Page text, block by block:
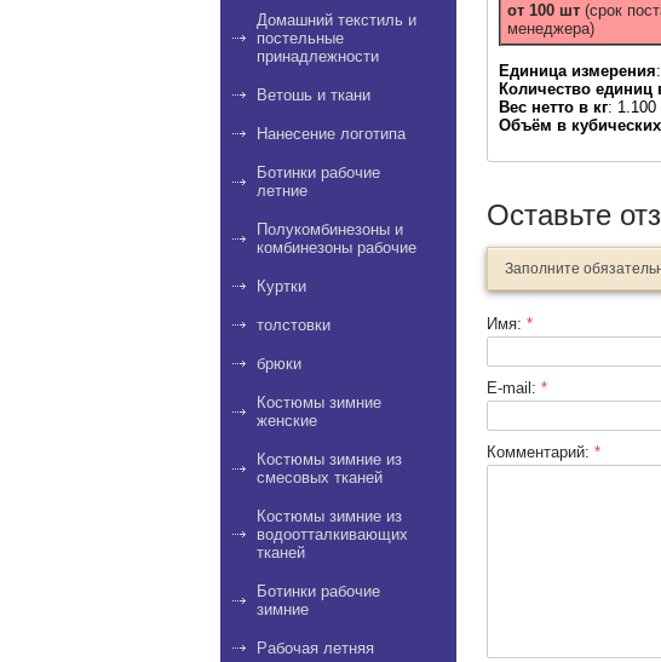
Домашний текстиль и
постельные
принадлежности
Ветошь и ткани
Нанесение логотипа
Ботинки рабочие
летние
Полукомбинезоны и
комбинезоны рабочие
Куртки
толстовки
брюки
Костюмы зимние
женские
Костюмы зимние из
смесовых тканей
Костюмы зимние из
водоотталкивающих
тканей
Ботинки рабочие
зимние
Рабочая летняя
от 100 шт (срок
менеджера)
Единица измерения
Количество единиц
Вес нетто в кг: 1.100
Объём в
Оставьте
Заполните
Имя: *
E-mail: *
Комментарий: *